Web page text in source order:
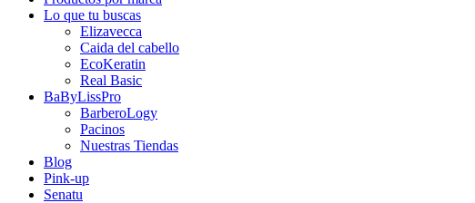
Lo que tu buscas
Elizavecca
Caida del cabello
EcoKeratin
Real Basic
BaByLissPro
BarberoLogy
Pacinos
Nuestras Tiendas
Blog
Pink-up
Senatu